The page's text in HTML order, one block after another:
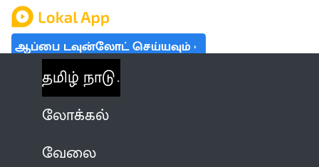
ஆப்பை டவுன்லோட் செய்யவும்
தமிழ் நாடு
லோக்கல்
வேலை